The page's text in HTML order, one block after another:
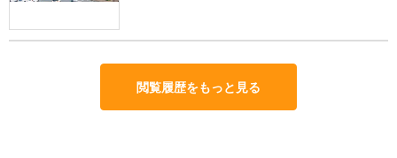
閲覧履歴をもっと見る